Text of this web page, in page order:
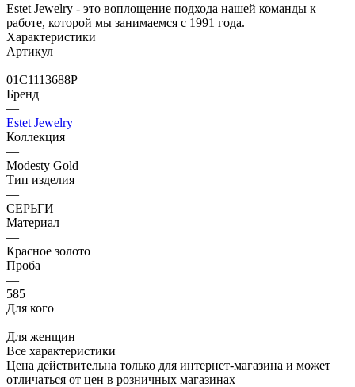
Estet Jewelry - это воплощение подхода нашей команды к
работе, которой мы занимаемся с 1991 года.
Характеристики
Артикул
—
01С1113688Р
Бренд
—
Estet Jewelry
Коллекция
—
Modesty Gold
Тип изделия
—
СЕРЬГИ
Материал
—
Красное золото
Проба
—
585
Для кого
—
Для женщин
Все характеристики
Цена действительна только для интернет-магазина и может
отличаться от цен в розничных магазинах